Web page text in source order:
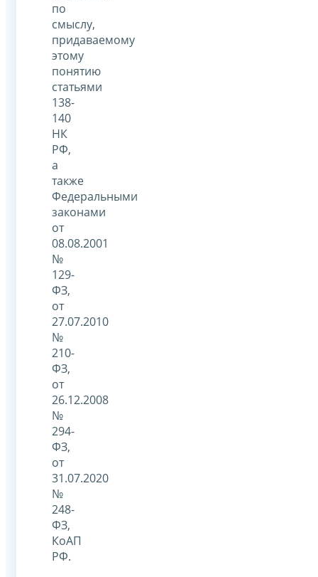
по
смыслу,
придаваемому
этому
понятию
статьями
138-
140
НК
РФ,
а
также
Федеральными
законами
от
08.08.2001
№
129-
ФЗ,
от
27.07.2010
№
210-
ФЗ,
от
26.12.2008
№
294-
ФЗ,
от
31.07.2020
№
248-
ФЗ,
КоАП
РФ.